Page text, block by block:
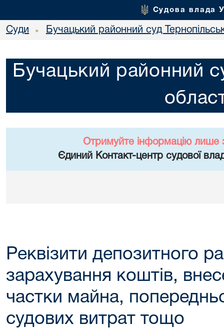
Судова влада
Суди • Бучацький районний суд
Бучацький районний
Отримуйте інформацію лише
Єдиний Контакт-центр судової
Реквізити депозитного
зарахування коштів,
частки майна,
судових витрат тощо